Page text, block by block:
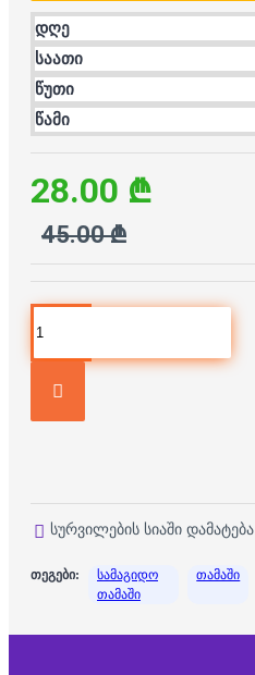
დღე
საათი
წუთი
წამი
28.00 ₾
45.00 ₾
სურვილების სიაში დამატება
თეგები:
სამაგიდო
თამაში
თამაში